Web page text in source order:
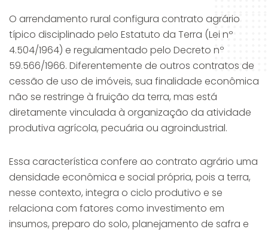
O arrendamento rural configura contrato agrário
típico disciplinado pelo Estatuto da Terra (Lei nº
4.504/1964) e regulamentado pelo Decreto nº
59.566/1966. Diferentemente de outros contratos de
cessão de uso de imóveis, sua finalidade econômica
não se restringe à fruição da terra, mas está
diretamente vinculada à organização da atividade
produtiva agrícola, pecuária ou agroindustrial.
Essa característica confere ao contrato agrário uma
densidade econômica e social própria, pois a terra,
nesse contexto, integra o ciclo produtivo e se
relaciona com fatores como investimento em
insumos, preparo do solo, planejamento de safra e